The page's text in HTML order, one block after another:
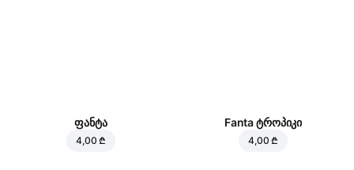
ფანტა
4,00 ₾
Fanta ტროპიკი
4,00 ₾